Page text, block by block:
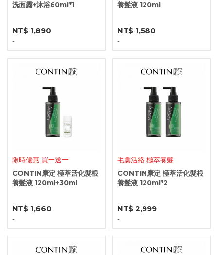
洗面露+沐浴60ml*1
NT$ 1,890
-
養髮液 120ml
NT$ 1,580
-
限時優惠 買一送一
CONTIN康定 極萃活化髮根
養髮液 120ml+30ml
NT$ 1,660
-
毛囊活絡 極萃養髮
CONTIN康定 極萃活化髮根
養髮液 120ml*2
NT$ 2,999
-